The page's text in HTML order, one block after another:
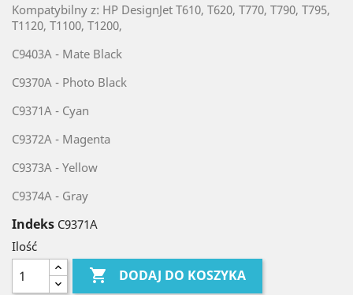
Kompatybilny z: HP DesignJet T610, T620, T770, T790, T795,
T1120, T1100, T1200,
C9403A - Mate Black
C9370A - Photo Black
C9371A - Cyan
C9372A - Magenta
C9373A - Yellow
C9374A - Gray
Indeks C9371A
Ilość
 DODAJ DO KOSZYKA